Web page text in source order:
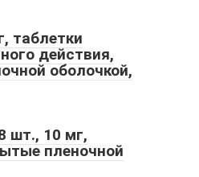
таблетки
действия,
оболочкой,
шт., 10 мг,
пленочной